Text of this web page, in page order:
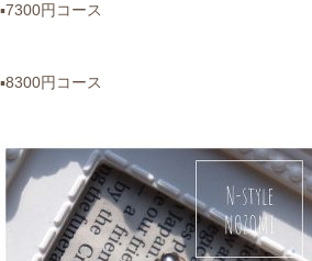
▪︎7300円コース
▪︎8300円コース